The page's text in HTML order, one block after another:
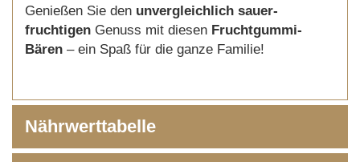
Genießen Sie den unvergleichlich sauer-
fruchtigen Genuss mit diesen Fruchtgummi-
Bären – ein Spaß für die ganze Familie!
Nährwerttabelle